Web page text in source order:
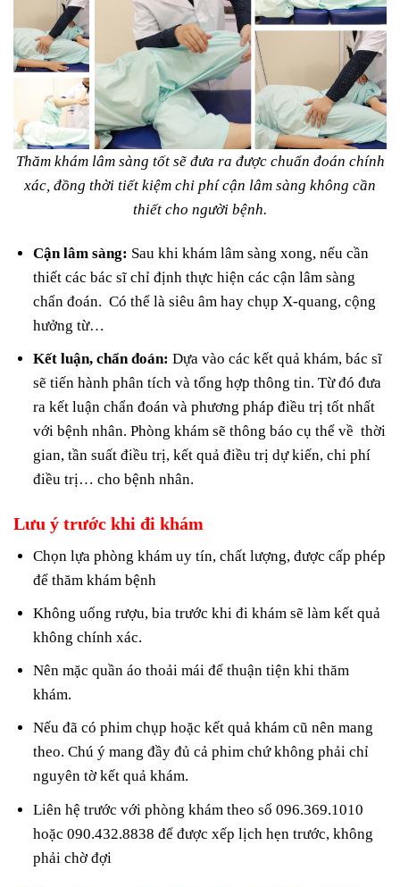
Thăm khám lâm sàng tốt sẽ đưa ra được chuẩn đoán chính
xác, đồng thời tiết kiệm chi phí cận lâm sàng không cần
thiết cho người bệnh.
Cận lâm sàng: Sau khi khám lâm sàng xong, nếu cần
thiết các bác sĩ chỉ định thực hiện các cận lâm sàng
chẩn đoán. Có thể là siêu âm hay chụp X-quang, cộng
hưởng từ…
Kết luận, chẩn đoán: Dựa vào các kết quả khám, bác sĩ
sẽ tiến hành phân tích và tổng hợp thông tin. Từ đó đưa
ra kết luận chẩn đoán và phương pháp điều trị tốt nhất
với bệnh nhân. Phòng khám sẽ thông báo cụ thể về thời
gian, tần suất điều trị, kết quả điều trị dự kiến, chi phí
điều trị… cho bệnh nhân.
Lưu ý trước khi đi khám
Chọn lựa phòng khám uy tín, chất lượng, được cấp phép
để thăm khám bệnh
Không uống rượu, bia trước khi đi khám sẽ làm kết quả
không chính xác.
Nên mặc quần áo thoải mái để thuận tiện khi thăm
khám.
Nếu đã có phim chụp hoặc kết quả khám cũ nên mang
theo. Chú ý mang đầy đủ cả phim chứ không phải chỉ
nguyên tờ kết quả khám.
Liên hệ trước với phòng khám theo số 096.369.1010
hoặc 090.432.8838 để được xếp lịch hẹn trước, không
phải chờ đợi